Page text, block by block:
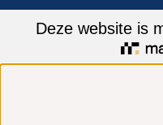
Deze website is